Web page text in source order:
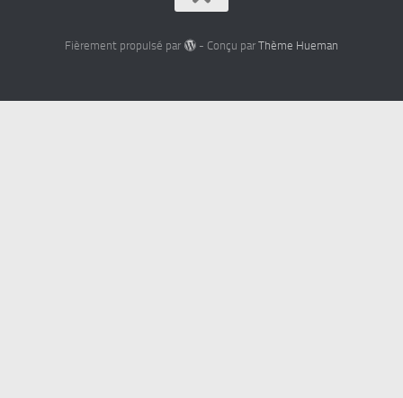
Fièrement propulsé par - Conçu par Thème Hueman